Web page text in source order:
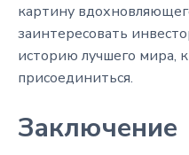
картину
заинтересовать
историю лучшего мира,
присоединиться.
Заключение